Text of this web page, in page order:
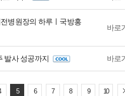
병원장의 하루ㅣ국방홍
바로
발사 성공까지 바로
5 6 7 8 9 10